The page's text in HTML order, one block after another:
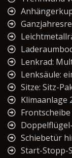
Lenkrad:
Lenksäule:
Sitze: Sitz-
Klimaanlage
Schiebetür
Start-Stopp-